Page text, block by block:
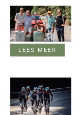
LEES MEER